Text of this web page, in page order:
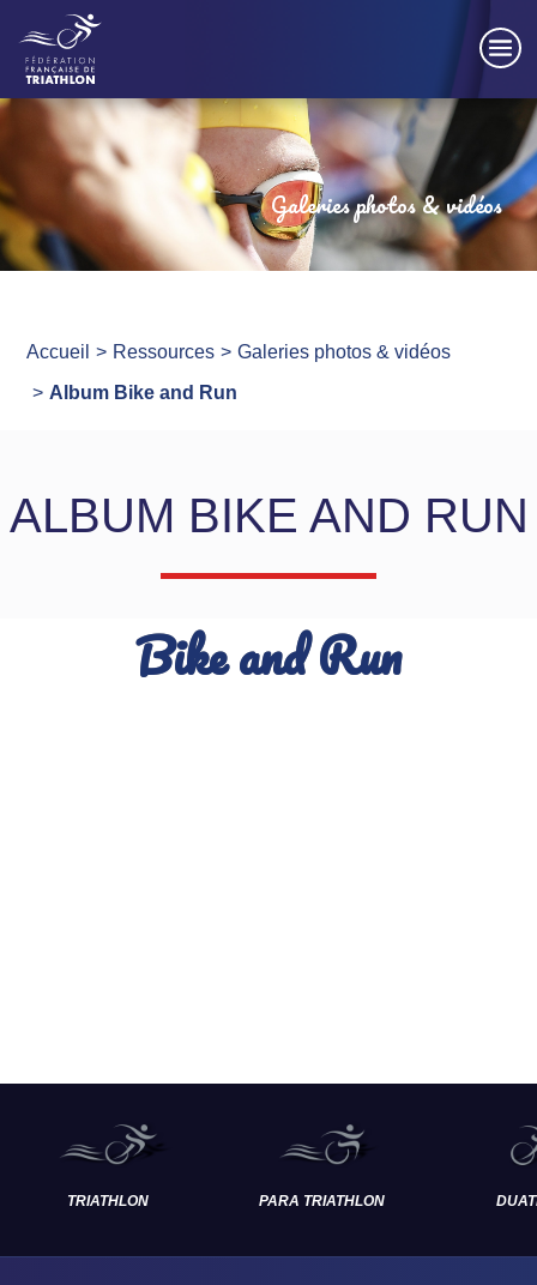
Galeries photos & vidéos
Accueil Ressources
Galeries photos & vidéos
Album Bike and Run
ALBUM BIKE AND RUN
Bike and Run
TRIATHLON PARA TRIATHLON
Panneau de gestion des cookies